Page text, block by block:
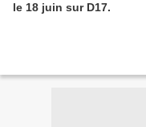
le 18 juin sur D17.